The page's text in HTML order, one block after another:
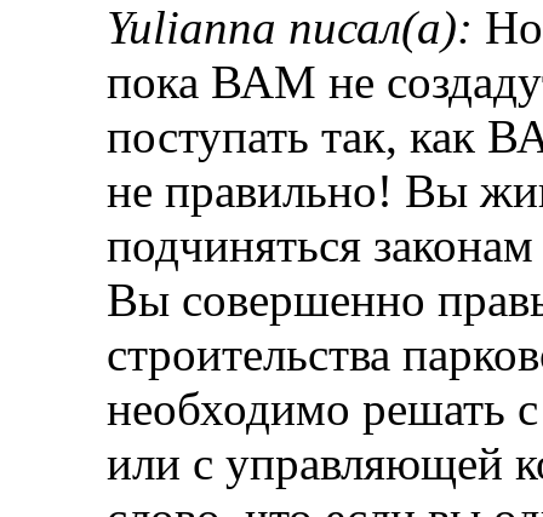
Yulianna писал(а):
пока ВАМ не
поступать так, как
не правильно! Вы
подчиняться
Вы совершенно
строительства
необходимо решать
или с управляющей